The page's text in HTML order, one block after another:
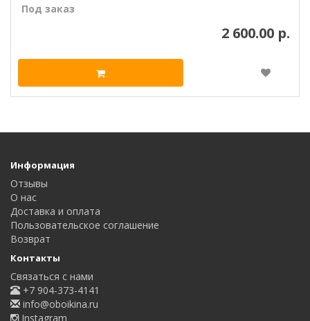
Под заказ
2 600.00 р.
Информация
Отзывы
О нас
Доставка и оплата
Пользовательское соглашение
Возврат
Контакты
Связаться с нами
+7 904-373-4141
info@oboikina.ru
Instagram